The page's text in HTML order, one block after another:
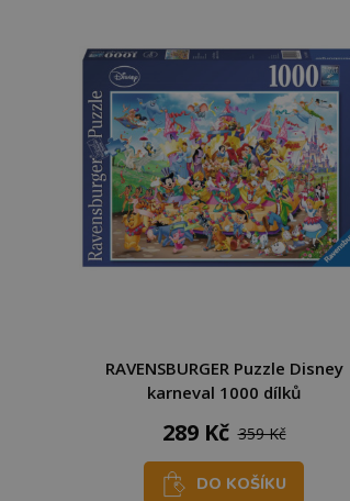
RAVENSBURGER Puzzle Disney
karneval 1000 dílků
289 Kč 359 Kč
DO KOŠÍKU